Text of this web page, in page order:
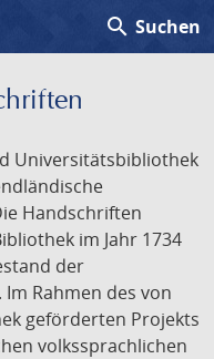
search Suchen
Universitätsbibliothek
Handschriften
im Jahr 1734
der
Rahmen des von
geförderten Projekts
volkssprachlichen